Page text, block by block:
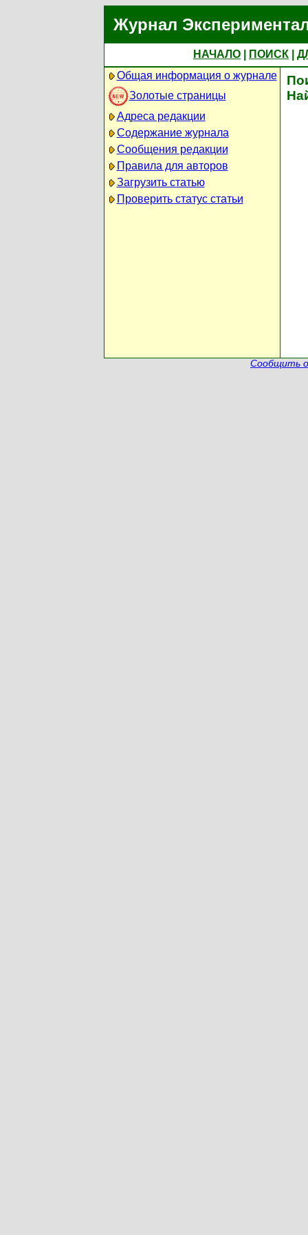
Журнал
НАЧАЛО ПОИСК
Общая информация о журнале
Золотые страницы
Адреса редакции
Содержание журнала
Сообщения редакции
Правила для авторов
Загрузить статью
Проверить статус статьи
Сообщить о